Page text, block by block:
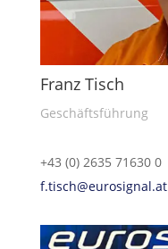
Franz Tisch
Geschäftsführung
+43 (0) 2635 71630 0
f.tisch@eurosignal.at